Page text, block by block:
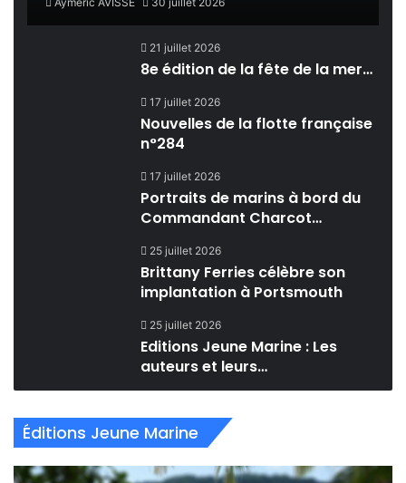
21 juillet 2026
8e édition de la fête de la mer…
17 juillet 2026
Nouvelles de la flotte française
n°284
17 juillet 2026
Portraits de marins à bord du
Commandant Charcot…
25 juillet 2026
Brittany Ferries célèbre son
implantation à Portsmouth
25 juillet 2026
Editions Jeune Marine : Les
auteurs et leurs…
Éditions Jeune Marine